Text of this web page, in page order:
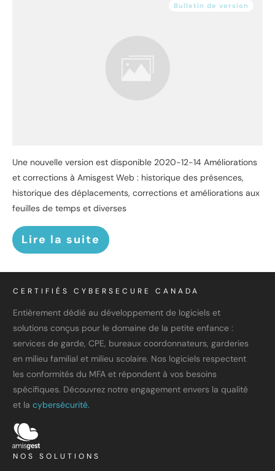
Bulletin de version
Une nouvelle version est disponible 2020-12-14 Améliorations
et corrections à Amisgest Web : historique des présences,
historique des déplacements, corrections et améliorations aux
feuilles de temps et diverses
Lire la suite
CERTIFIÉS CYBERSECURE CANADA
Entièrement dédié au développement de logiciels et
solutions conçus pour le domaine de la petite enfance :
services de garde, CPE, bureaux coordonnateurs, garderies
en milieu familial et milieu scolaire. Nos logiciels respectent
les conformités du MFA et répondent à vos besoins
spécifiques. Découvrez notre engagement envers la qualité
et la cybersécurité.
NOS SOLUTIONS